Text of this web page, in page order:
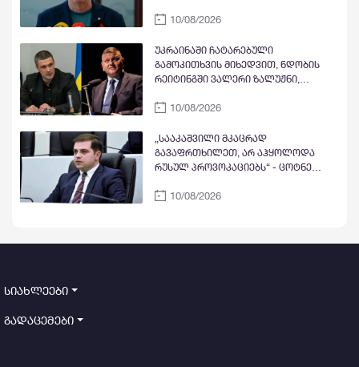
ერთმნიშვნელოვნად განაცხადა
10/08/2026
უკრაინაში ჩატარებული
გამოკითხვის მიხედვით, ნდობის
რეიტინგში ვალერი ზალუჟნი,
ბუდანოვი ლიდერობენ,
ადგილზეა
10/08/2026
„სააკაშვილი მკაცრად
გავაფრთხილეთ, არ აჰყოლოდა
რუსულ პროვოკაციებს“ - ცოტნე
რაისის, მეთიუ ბრაიზასა და ჯონ მაკ-
10/08/2026
სიახლეები
გადაცემები